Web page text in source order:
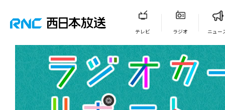
テレビ ラジオ ニュー